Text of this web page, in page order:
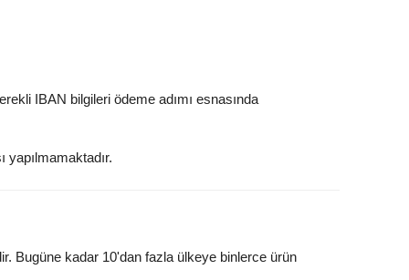
IBAN bilgileri ödeme adımı esnasında
Bugüne kadar 10'dan fazla ülkeye binlerce ürün